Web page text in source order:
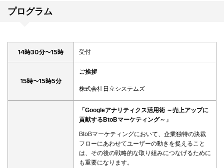
プログラム
14時30分～15時 受付
15時～15時5分
ご挨拶
株式会社日立システムズ
「Googleアナリティクス活用術 ～売上アップに
貢献するBtoBマーケティング～」
BtoBマーケティングにおいて、企業独特の決裁
フローにあわせてユーザーの動きを捉えること
は、その後の戦略的な取り組みにつなげるために
も重要になります。